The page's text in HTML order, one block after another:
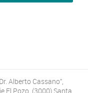
Alberto Cassano”,
El Pozo, (3000) Santa